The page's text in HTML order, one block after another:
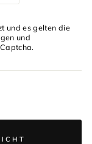
und es gelten die
und